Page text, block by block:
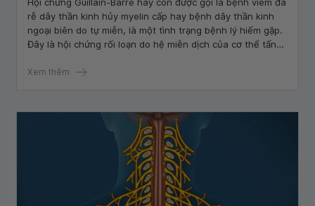
rễ dây thần kinh hủy myelin cấp hay bệnh dây thần kinh
ngoại biên do tự miễn, là một tình trạng bệnh lý hiếm gặp.
Đây là hội chứng rối loạn do hệ miễn dịch của cơ thể tấn
này sẽ làm cho dây thần kinh bị viêm dẫn đến liệt hoặc yếu
Xem thêm